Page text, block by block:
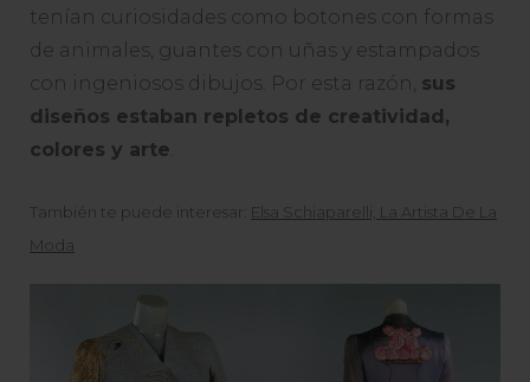
tenían curiosidades como botones con formas
de animales, guantes con uñas y estampados
con ingeniosos dibujos. Por esta razón, sus
diseños estaban repletos de creatividad,
colores y arte
También te puede interesar: Elsa Schiaparelli, La Artista De La
Moda